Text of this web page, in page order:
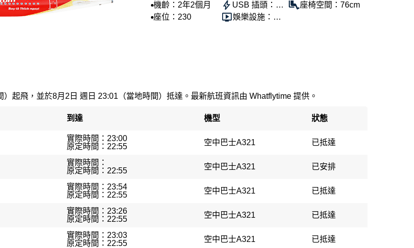
機齡：2年2個月
座位：230
USB 插頭：提
供
娛樂設施：提
座椅空間：76cm
起飛，並於8月2日 週日 23:01（當地時間）抵達。最新航班資訊由 Whatflytime 提供。
到達 機型 狀態
實際時間：23:00
原定時間：22:55
空中巴士A321 已抵達
實際時間：
原定時間：22:55
空中巴士A321 已安排
實際時間：23:54
原定時間：22:55
空中巴士A321 已抵達
實際時間：23:26
原定時間：22:55
空中巴士A321 已抵達
實際時間：23:03
原定時間：22:55
空中巴士A321 已抵達